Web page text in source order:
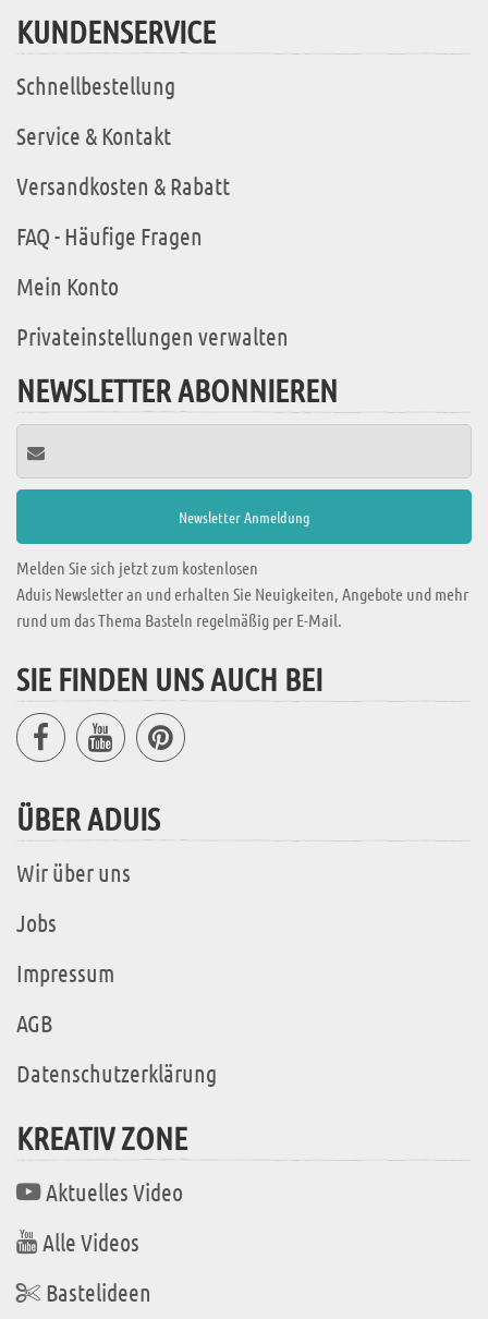
KUNDENSERVICE
Schnellbestellung
Service & Kontakt
Versandkosten & Rabatt
FAQ - Häufige Fragen
Mein Konto
Privateinstellungen verwalten
NEWSLETTER ABONNIEREN
Melden Sie sich jetzt zum kostenlosen
Aduis Newsletter an und erhalten Sie Neuigkeiten, Angebote und mehr
rund um das Thema Basteln regelmäßig per E-Mail.
SIE FINDEN UNS AUCH BEI
ÜBER ADUIS
Wir über uns
Jobs
Impressum
AGB
Datenschutzerklärung
KREATIV ZONE
Aktuelles Video
Alle Videos
Bastelideen